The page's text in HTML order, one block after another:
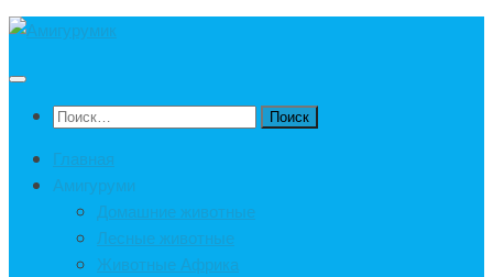
Под
Найти:
Главная
Амигуруми
Домашние животные
Лесные животные
Животные Африка